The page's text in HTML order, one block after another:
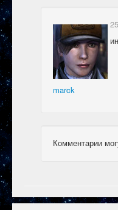
marck
Комментарии